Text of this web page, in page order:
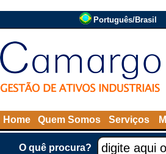
Português/Brasil
Home Quem Somos Serviços
O quê procura?